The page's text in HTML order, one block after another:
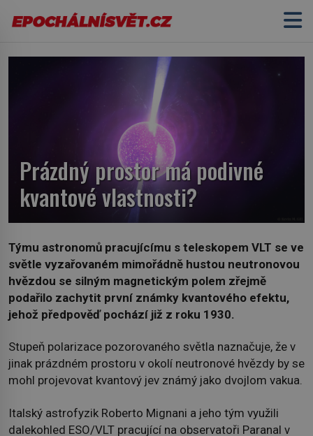
Prázdný prostor má podivné
kvantové vlastnosti?
Týmu astronomů pracujícímu s teleskopem VLT se ve
světle vyzařovaném mimořádně hustou neutronovou
hvězdou se silným magnetickým polem zřejmě
podařilo zachytit první známky kvantového efektu,
jehož předpověď pochází již z roku 1930.
Stupeň polarizace pozorovaného světla naznačuje, že v
jinak prázdném prostoru v okolí neutronové hvězdy by se
mohl projevovat kvantový jev známý jako dvojlom vakua.
Italský astrofyzik Roberto Mignani a jeho tým využili
dalekohled ESO/VLT pracující na observatoři Paranal v